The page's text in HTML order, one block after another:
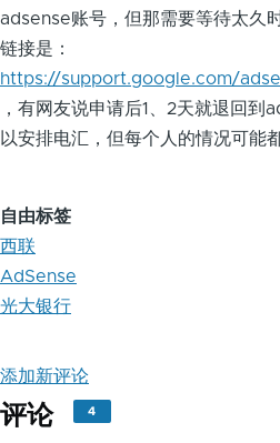
adsense账号，但那需要等待太久
链接是：
https://support.google.com/
，有网友说申请后1、2天就退回到
以安排电汇，但每个人的情况可能
自由标签
西联
AdSense
光大银行
添加新评论
评论 4